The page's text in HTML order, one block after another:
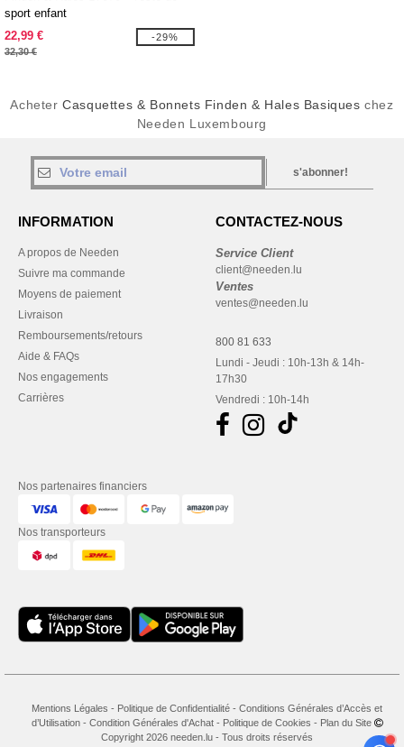
sport enfant
22,99 €
32,30 €
-29%
AcheterCasquettes & Bonnets Finden & Hales Basiques chez
Needen Luxembourg
s'abonner!
INFORMATION
A propos de Needen
Suivre ma commande
Moyens de paiement
Livraison
Remboursements/retours
Aide & FAQs
Nos engagements
Carrières
CONTACTEZ-NOUS
Service Client
client@needen.lu
Ventes
ventes@needen.lu
800 81 633
Lundi - Jeudi : 10h-13h & 14h-
17h30
Vendredi : 10h-14h
Nos partenaires financiers
Nos transporteurs
Mentions Légales - Politique de Confidentialité- Conditions Générales d’Accès et
d’Utilisation- Condition Générales d'Achat- Politique de Cookies - Plan du Site
Copyright 2026 needen.lu - Tous droits réservés